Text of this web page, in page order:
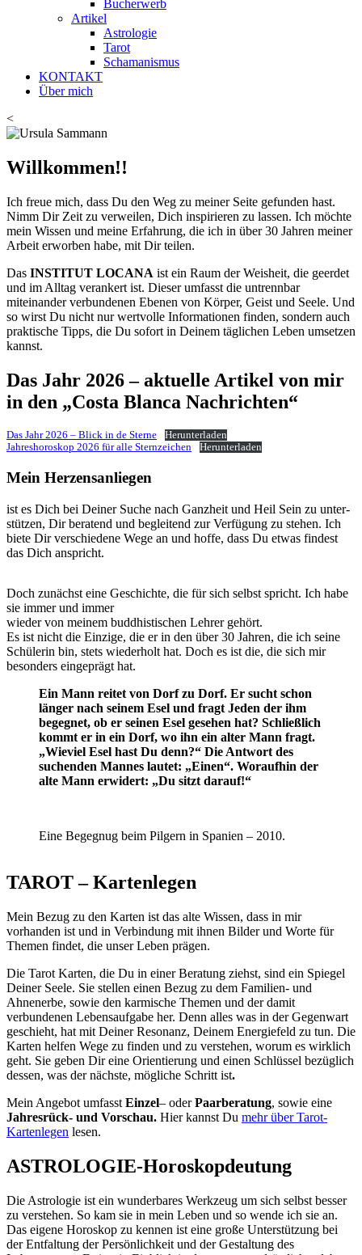
Bucherwerb
Artikel
Astrologie
Tarot
Schamanismus
KONTAKT
Über mich
<
Willkommen!!
Ich freue mich, dass Du den Weg zu meiner Seite gefunden hast.
Nimm Dir Zeit zu verweilen, Dich inspirieren zu lassen. Ich möchte
mein Wissen und meine Erfahrung, die ich in über 30 Jahren meiner
Arbeit erworben habe, mit Dir teilen.
Das INSTITUT LOCANA ist ein Raum der Weisheit, die geerdet
und im Alltag verankert ist. Dieser umfasst die untrennbar
miteinander verbundenen Ebenen von Körper, Geist und Seele. Und
so wirst Du nicht nur wertvolle Informationen finden, sondern auch
praktische Tipps, die Du sofort in Deinem täglichen Leben umsetzen
kannst.
Das Jahr 2026 – aktuelle Artikel von mir
in den „Costa Blanca Nachrichten“
Das Jahr 2026 – Blick in de Sterne
Herunterladen
Jahreshoroskop 2026 für alle Sternzeichen
Herunterladen
Mein Herzensanliegen
ist es Dich bei Deiner Suche nach Ganzheit und Heil Sein zu unter-
stützen, Dir beratend und begleitend zur Verfügung zu stehen. Ich
biete Dir verschiedene Wege an und hoffe, dass Du etwas findest
das Dich anspricht.
Doch zunächst eine Geschichte, die für sich selbst spricht. Ich habe
sie immer und immer
wieder von meinem buddhistischen Lehrer gehört.
Es ist nicht die Einzige, die er in den über 30 Jahren, die ich seine
Schülerin bin, stets wiederholt hat. Doch es ist die, die sich mir
besonders eingeprägt hat.
Ein Mann reitet von Dorf zu Dorf. Er sucht schon
länger nach seinem Esel und fragt Jeden der ihm
begegnet, ob er seinen Esel gesehen hat? Schließlich
kommt er in ein Dorf, wo ihn ein alter Mann fragt.
„Wieviel Esel hast Du denn?“ Die Antwort des
suchenden Mannes lautet: „Einen“. Woraufhin der
alte Mann erwidert: „Du sitzt darauf!“
Eine Begegnug beim Pilgern in Spanien – 2010.
TAROT – Kartenlegen
Mein Bezug zu den Karten ist das alte Wissen, dass in mir
vorhanden ist und in Verbindung mit ihnen Bilder und Worte für
Themen findet, die unser Leben prägen.
Die Tarot Karten, die Du in einer Beratung ziehst, sind ein Spiegel
Deiner Seele. Sie stellen einen Bezug zu dem Familien- und
Ahnenerbe, sowie den karmische Themen und der damit
verbundenen Lebensaufgabe her. Denn alles was in der Gegenwart
geschieht, hat mit Deiner Resonanz, Deinem Energiefeld zu tun. Die
Karten helfen Wege zu finden und zu verstehen, worum es wirklich
geht. Sie geben Dir eine Orientierung und einen Schlüssel bezüglich
dessen, was der nächste, mögliche Schritt ist.
Mein Angebot umfasst Einzel– oderPaarberatung, sowie eine
Jahresrück- und Vorschau. Hier kannst Du mehr über Tarot-
Kartenlegen lesen.
ASTROLOGIE-Horoskopdeutung
Die Astrologie ist ein wunderbares Werkzeug um sich selbst besser
zu verstehen. So kam sie in mein Leben und so wende ich sie an.
Das eigene Horoskop zu kennen ist eine große Unterstützung bei
der Entfaltung der Persönlichkeit und der Gestaltung des